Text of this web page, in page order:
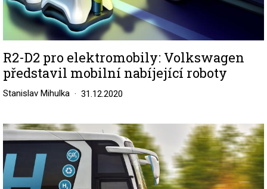
R2-D2 pro elektromobily: Volkswagen
představil mobilní nabíjející roboty
Stanislav Mihulka 31.12.2020
Image